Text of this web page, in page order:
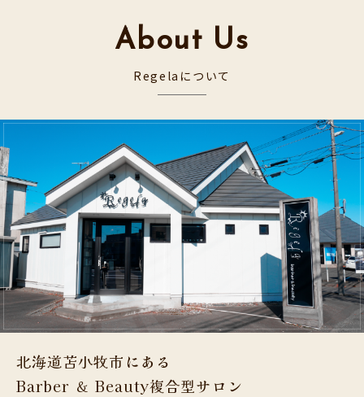
About Us
Regelaについて
北海道苫小牧市にある
Barber ＆ Beauty複合型サロン